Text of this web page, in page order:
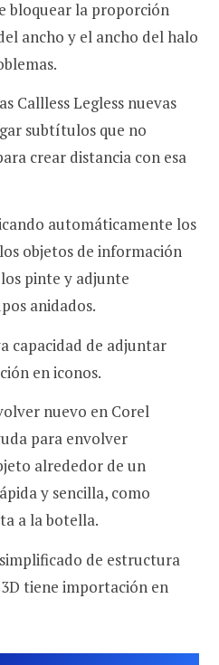
bloquear la proporción
ancho y el ancho del halo
Callless Legless nuevas
subtítulos que no
crear distancia con esa
automáticamente los
objetos de información
pinte y adjunte
anidados.
capacidad de adjuntar
en iconos.
nuevo en Corel
para envolver
alrededor de un
y sencilla, como
a la botella.
de estructura
tiene importación en